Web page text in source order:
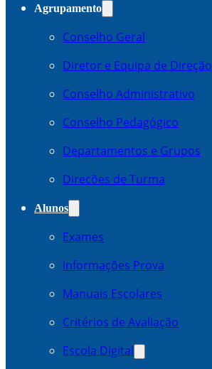
Agrupamento
Conselho Geral
Diretor e Equipa de Direção
Conselho Administrativo
Conselho Pedagógico
Departamentos e Grupos
Direcões de Turma
Alunos
Exames
Informações Prova
Manuais Escolares
Critérios de Avaliação
Escola Digital